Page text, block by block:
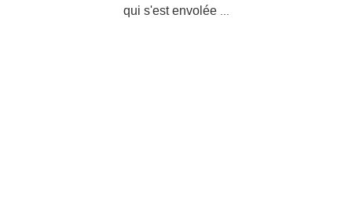
qui s'est envolée...